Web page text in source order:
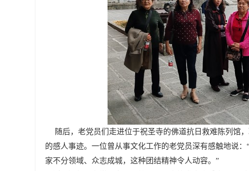
随后，老党员们走进位于祝圣寺的佛道抗日救难陈列馆
的感人事迹。一位曾从事文化工作的老党员深有感触地说
家不分领域、众志成城，这种团结精神令人动容。”